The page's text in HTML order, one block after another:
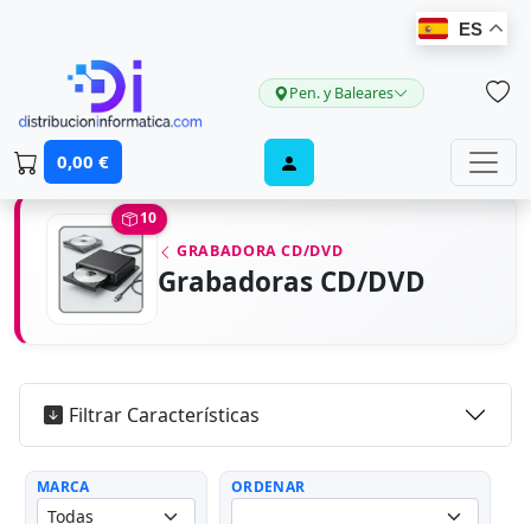
ES
Pen. y Baleares
0,00 €
10
GRABADORA CD/DVD
Grabadoras CD/DVD
Filtrar Características
MARCA ORDENAR